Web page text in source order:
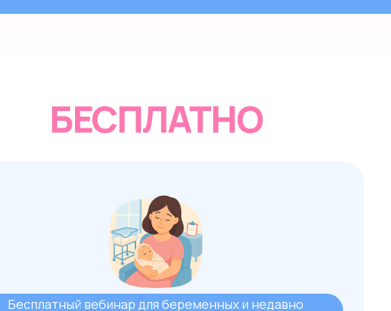
БЕСПЛАТНО
Бесплатный вебинар для беременных и недавно